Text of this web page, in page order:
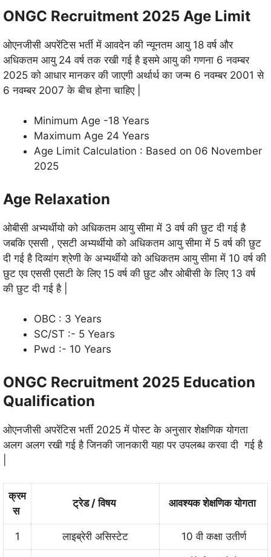
ONGC Recruitment 2025 Age Limit
ओएनजीसी अपरेंटिस भर्ती में आवदेन की न्यूनतम आयु 18 वर्ष और
अधिकतम आयु 24 वर्ष तक रखी गई है इसमे आयु की गणना 6 नवम्बर
2025 को आधार मानकर की जाएगी अर्थार्थ का जन्म 6 नवम्बर 2001 से
6 नवम्बर 2007 के बीच होना चाहिए |
Minimum Age -18 Years
Maximum Age 24 Years
Age Limit Calculation : Based on 06 November
2025
Age Relaxation
ओबीसी अभ्यर्थीयो को अधिकतम आयु सीमा में 3 वर्ष की छुट दी गई है
जबकि एससी , एसटी अभ्यर्थीयो को अधिकतम आयु सीमा में 5 वर्ष की छुट
दी गई है दिव्यांग श्रेणी के अभ्यर्थीयो को अधिकतम आयु सीमा में 10 वर्ष की
छुट एव एससी एसटी के लिए 15 वर्ष की छुट और ओबीसी के लिए 13 वर्ष
की छुट दी गई है |
OBC : 3 Years
SC/ST :- 5 Years
Pwd :- 10 Years
ONGC Recruitment 2025 Education
Qualification
ओएनजीसी अपरेंटिस भर्ती 2025 में पोस्ट के अनुसार शेक्षणिक योगता
अलग अलग रखी गई है जिनकी जानकारी यहा पर उपलब्ध करवा दी गई है
क्रम
स
ट्रेड / विषय आवश्यक शेक्षणिक योगता
1 लाइब्रेरी असिस्टेट 10 वी कक्षा उतीर्ण